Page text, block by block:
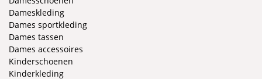
Dameskleding
Dames sportkleding
Dames tassen
Dames accessoires
Kinderschoenen
Kinderkleding